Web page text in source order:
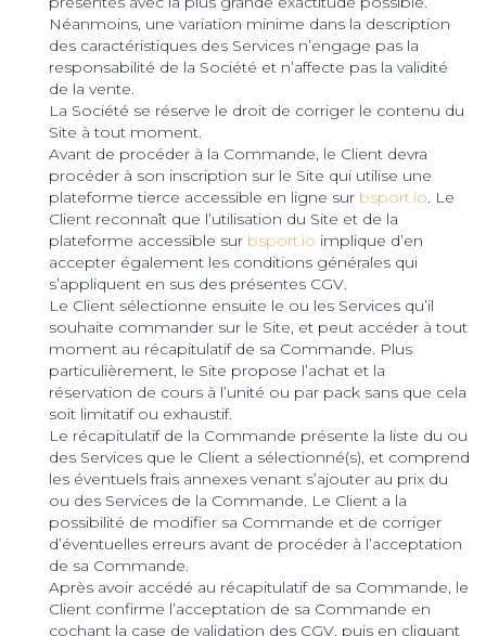
Néanmoins, une variation minime dans la description
des caractéristiques des Services n’engage pas la
responsabilité de la Société et n’affecte pas la validité
de la vente.
La Société se réserve le droit de corriger le contenu du
Site à tout moment.
Avant de procéder à la Commande, le Client devra
procéder à son inscription sur le Site qui utilise une
plateforme tierce accessible en ligne sur bsport.io. Le
Client reconnaît que l’utilisation du Site et de la
plateforme accessible sur bsport.io implique d’en
accepter également les conditions générales qui
s’appliquent en sus des présentes CGV.
Le Client sélectionne ensuite le ou les Services qu’il
souhaite commander sur le Site, et peut accéder à tout
moment au récapitulatif de sa Commande. Plus
particulièrement, le Site propose l’achat et la
réservation de cours à l’unité ou par pack sans que cela
soit limitatif ou exhaustif.
Le récapitulatif de la Commande présente la liste du ou
des Services que le Client a sélectionné(s), et comprend
les éventuels frais annexes venant s’ajouter au prix du
ou des Services de la Commande. Le Client a la
possibilité de modifier sa Commande et de corriger
d’éventuelles erreurs avant de procéder à l’acceptation
de sa Commande.
Après avoir accédé au récapitulatif de sa Commande, le
Client confirme l’acceptation de sa Commande en
cochant la case de validation des CGV, puis en cliquant